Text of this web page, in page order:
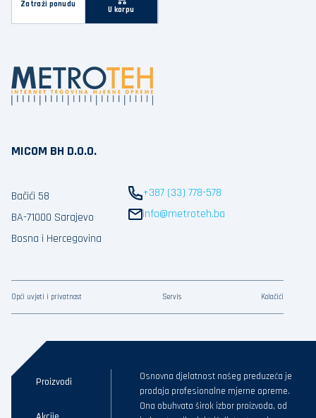
Zatraži ponudu
U korpu
MICOM BH D.O.O.
Bačići 58
BA-71000 Sarajevo
Bosna i Hercegovina
+387 (33) 778-578
info@metroteh.ba
Opći uvjeti i privatnost Servis Kolačići
Proizvodi
Osnovna djelatnost našeg preduzeća je
prodaja profesionalne mjerne opreme.
Ona obuhvata širok izbor proizvoda, od